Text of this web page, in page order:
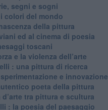
segni e sogni
colori del mondo
della pittura
ed al cinema di poesia
toscani
e la violenza dell’arte
: una pittura di ricerca
e innovazione
poeta della pittura
tra pittura e scultura
: la poesia del paesaggio